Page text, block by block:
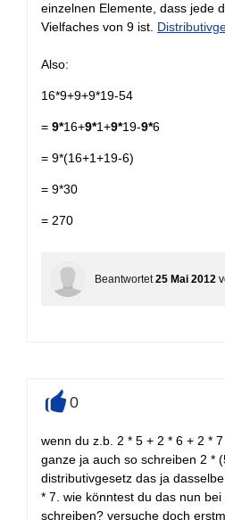
einzelnen Elemente, dass jede
Vielfaches von 9 ist.
Also:
16*9+9+9*19-54
= 9*16+9*1+9*19-9*6
= 9*(16+1+19-6)
= 9*30
= 270
Beantwortet 25 Mai 2012
0
wenn du z.b. 2 * 5 + 2 * 6 + 2 *
ganze ja auch so schreiben 2 *
distributivgesetz das ja
* 7. wie könntest du das nun
schreiben? versuche doch